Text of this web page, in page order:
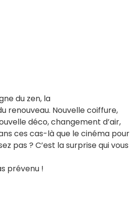
du zen, la
renouveau. Nouvelle coiffure,
déco, changement d’air,
ces cas-là que le cinéma pour
pas ? C’est la surprise qui vous
prévenu !